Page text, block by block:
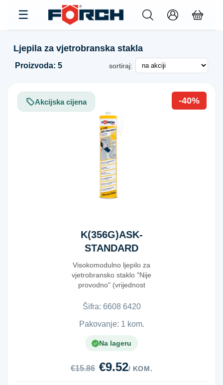
Ljepila za vjetrobranska stakla
Proizvoda: 5 sortiraj:
Akcijska cijena -40%
K(356G)ASK-
STANDARD
K105
Visokomodulno ljepilo za
vjetrobransko staklo "Nije
provodno" (vrijednost
Šifra: 6​6​0​8​ ​6​4​2​0​
Pakovanje: 1 kom.
Na lageru
€15.86 €9.52/ KOM.